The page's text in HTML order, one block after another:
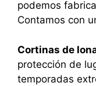
podemos
Contamos con
Cortinas de
protección de
temporadas